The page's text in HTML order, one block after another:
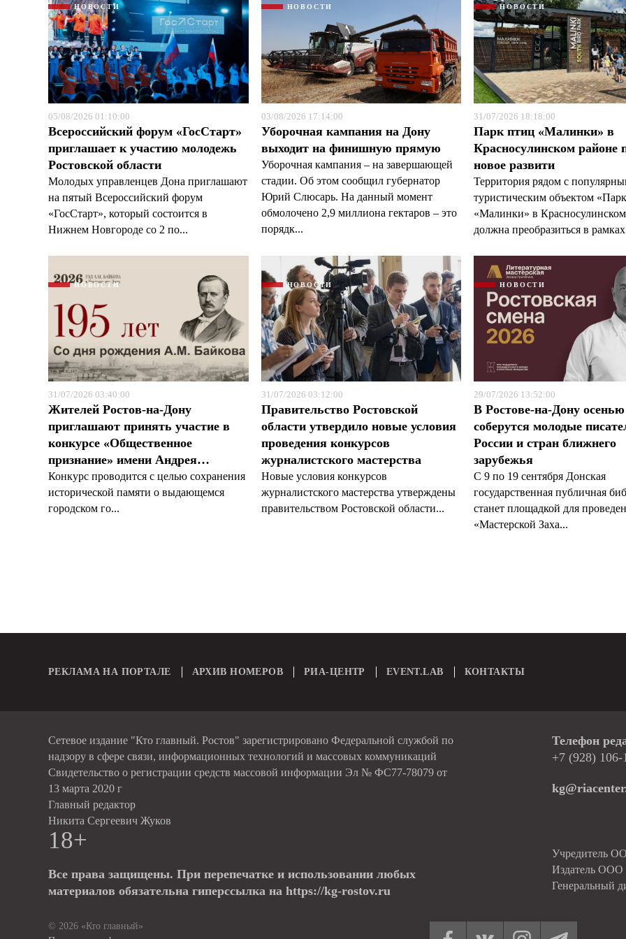
НОВОСТИ
05/08/2026 01:10:00
Всероссийский форум «ГосСтарт»
приглашает к участию молодежь
Ростовской области
Молодых управленцев Дона приглашают
на пятый Всероссийский форум
«ГосСтарт», который состоится в
Нижнем Новгороде со 2 по...
НОВОСТИ
03/08/2026 17:14:00
Уборочная кампания на Дону
выходит на финишную прямую
Уборочная кампания – на завершающей
стадии. Об этом сообщил губернатор
Юрий Слюсарь. На данный момент
обмолочено 2,9 миллиона гектаров – это
порядк...
НОВОСТИ
31/07/2026 18:18:00
Парк птиц «Малинки» в
Красносулинском районе
новое развити
Территория рядом с
туристическим объектом
«Малинки» в
должна преобразиться в
НОВОСТИ
31/07/2026 03:40:00
Жителей Ростов-на-Дону
приглашают принять участие в
конкурсе «Общественное
признание» имени Андрея…
Конкурс проводится с целью сохранения
исторической памяти о выдающемся
городском го...
НОВОСТИ
31/07/2026 03:12:00
Правительство Ростовской
области утвердило новые условия
проведения конкурсов
журналистского мастерства
Новые условия конкурсов
журналистского мастерства утверждены
правительством Ростовской области...
НОВОСТИ
29/07/2026 13:52:00
В Ростове-на-Дону осенью
соберутся молодые
России и стран ближнего
зарубежья
С 9 по 19 сентября Донская
государственная публичная
станет площадкой для
«Мастерской Заха...
РЕКЛАМА НА ПОРТАЛЕ АРХИВ НОМЕРОВ РИА-ЦЕНТР EVENT.LAB КОНТАКТЫ
Сетевое издание "Кто главный. Ростов" зарегистрировано Федеральной службой по
надзору в сфере связи, информационных технологий и массовых коммуникаций
Свидетельство о регистрации средств массовой информации Эл № ФС77-78079 от
13 марта 2020 г
Главный редактор
Никита Сергеевич Жуков
18+
Все права защищены. При перепечатке и использовании любых
материалов обязательна гиперссылка на https://kg-rostov.ru
Телефон
+7 (928) 106-
Учредитель
Издатель
Генеральный
© 2026 «Кто главный»